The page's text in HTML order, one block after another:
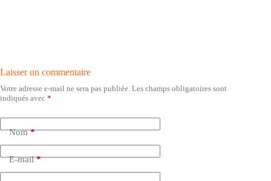
Laisser un commentaire
Votre adresse e-mail ne sera pas publiée. Les champs obligatoires sont
indiqués avec *
Nom*
E-mail*